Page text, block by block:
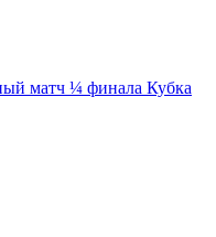
матч ¼ финала Кубка